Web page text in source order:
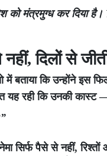
मंत्रमुग्ध कर दिया है।
दिलों से
बताया कि उन्होंने इस
यह रही कि उनकी कास्ट
सिर्फ पैसे से नहीं,